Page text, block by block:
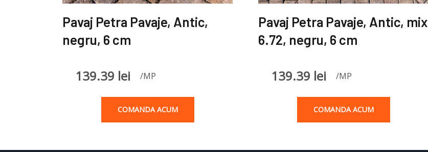
Pavaj Petra Pavaje, Antic,
negru, 6 cm
139.39 lei /MP
COMANDA ACUM
Pavaj Petra Pavaje, Antic, mix
6.72, negru, 6 cm
139.39 lei /MP
COMANDA ACUM